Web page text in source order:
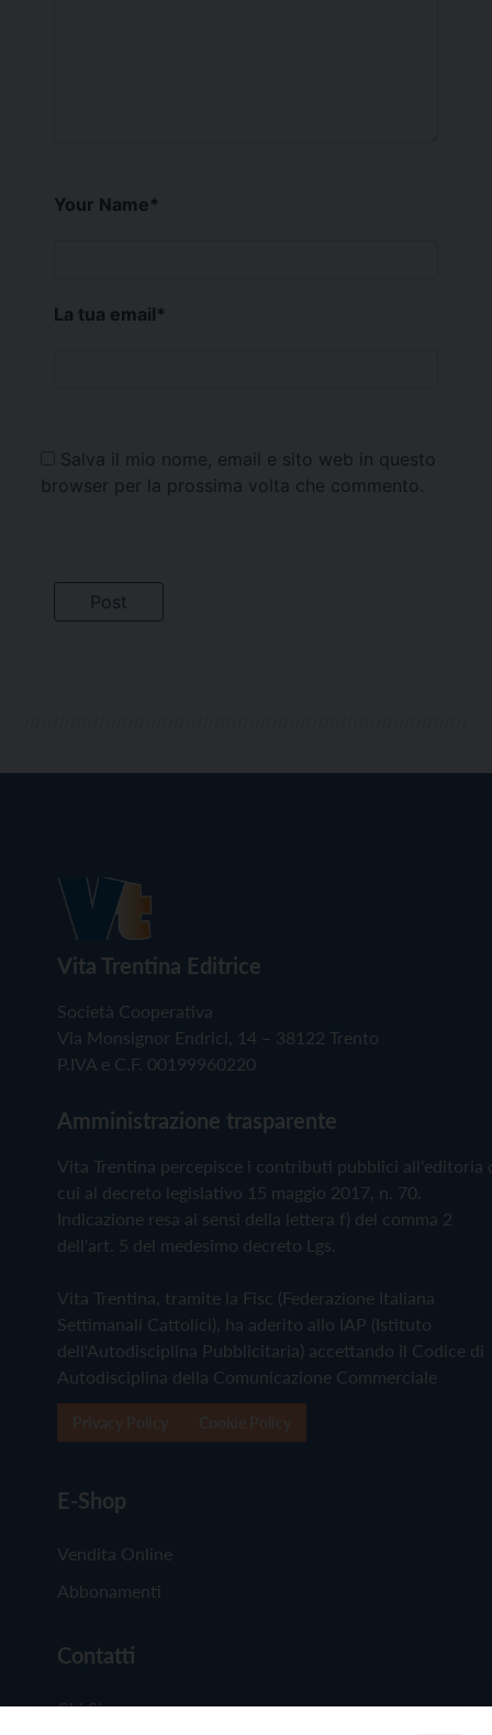
Your Name*
La tua email*
Salva il mio nome, email e sito web in questo
browser per la prossima volta che commento.
Vita Trentina Editrice
Società Cooperativa
Via Monsignor Endrici, 14 – 38122 Trento
P.IVA e C.F. 00199960220
Amministrazione trasparente
Vita Trentina percepisce i contributi pubblici all'editoria
cui al decreto legislativo 15 maggio 2017, n. 70.
Indicazione resa ai sensi della lettera f) del comma 2
dell'art. 5 del medesimo decreto Lgs.
Vita Trentina, tramite la Fisc (Federazione Italiana
Settimanali Cattolici), ha aderito allo IAP (Istituto
dell'Autodisciplina Pubblicitaria) accettando il Codice di
Autodisciplina della Comunicazione Commerciale
E-Shop
Vendita Online
Abbonamenti
Contatti
Chi Siamo